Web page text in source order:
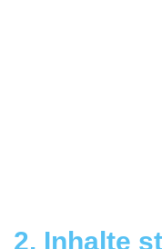
2. Inhalte